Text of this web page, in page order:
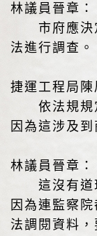
林議員晉章：
市府應決定
法進行調查。
捷運工程局陳
依法規規定
因為這涉及
林議員晉章：
這沒有道理
因為連監察
法調閱資料